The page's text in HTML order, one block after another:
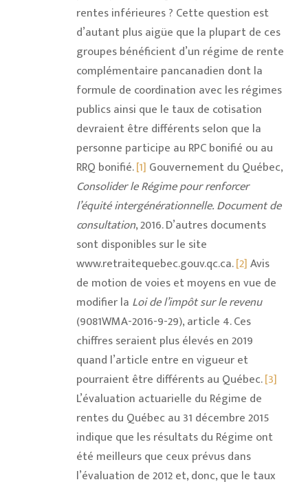
rentes inférieures ? Cette question est
d’autant plus aigüe que la plupart de ces
groupes bénéficient d’un régime de rente
complémentaire pancanadien dont la
formule de coordination avec les régimes
publics ainsi que le taux de cotisation
devraient être différents selon que la
personne participe au RPC bonifié ou au
RRQ bonifié.[1] Gouvernement du Québec,
Consolider le Régime pour renforcer
l’équité intergénérationnelle. Document de
consultation, 2016. D’autres documents
sont disponibles sur le site
www.retraitequebec.gouv.qc.ca.[2]Avis
de motion de voies et moyens en vue de
modifier la Loi de l’impôt sur le revenu
(9081WMA-2016-9-29), article 4. Ces
chiffres seraient plus élevés en 2019
quand l’article entre en vigueur et
pourraient être différents au Québec.[3]
L’évaluation actuarielle du Régime de
rentes du Québec au 31 décembre 2015
indique que les résultats du Régime ont
été meilleurs que ceux prévus dans
l’évaluation de 2012 et, donc, que le taux